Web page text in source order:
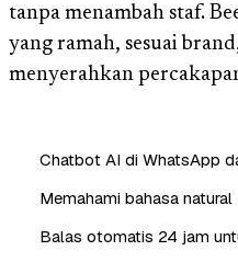
tanpa menambah staf.
yang ramah, sesuai
menyerahkan
Chatbot AI di WhatsApp
Memahami bahasa
Balas otomatis 24 jam